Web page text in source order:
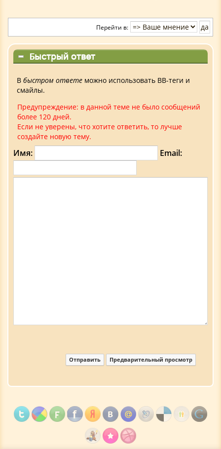
Перейти в:
Быстрый ответ
В быстром ответеможно использовать BB-теги и
смайлы.
Предупреждение: в данной теме не было сообщений
более 120 дней.
Если не уверены, что хотите ответить, то лучше
создайте новую тему.
Имя: Email: